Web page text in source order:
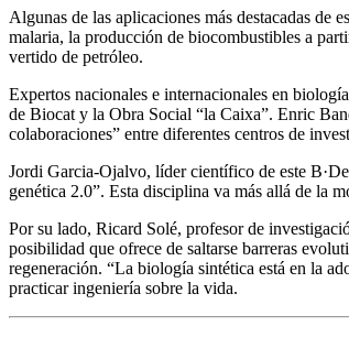
Algunas de las aplicaciones más destacadas de
malaria, la producción de biocombustibles a
vertido de petróleo.
Expertos nacionales e internacionales en
de Biocat y la Obra Social “la Caixa”. Enric
colaboraciones” entre diferentes centros de
Jordi Garcia-Ojalvo, líder científico de este
genética 2.0”. Esta disciplina va más allá de la
Por su lado, Ricard Solé, profesor de
posibilidad que ofrece de saltarse barreras
regeneración. “La biología sintética está en la
practicar ingeniería sobre la vida.